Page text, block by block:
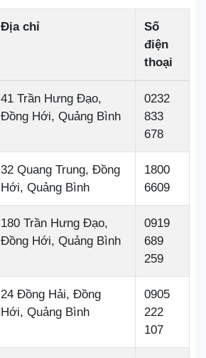
Địa chỉ
Số
điện
thoại
41 Trần Hưng Đạo,
Đồng Hới, Quảng Bình
0232
833
678
32 Quang Trung, Đồng
Hới, Quảng Bình
1800
6609
180 Trần Hưng Đạo,
Đồng Hới, Quảng Bình
0919
689
259
24 Đồng Hải, Đồng
Hới, Quảng Bình
0905
222
107